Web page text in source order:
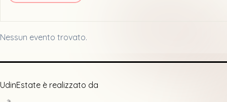
Nessun evento trovato.
UdinEstate è realizzato da